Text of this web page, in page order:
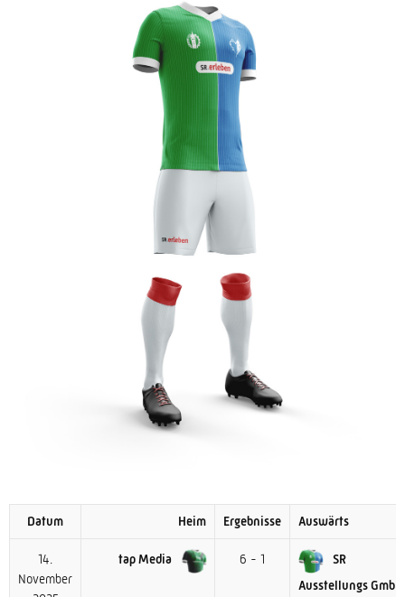
Datum Heim Ergebnisse Auswärts
14.
November
tap Media 6 - 1
SR
Ausstellungs GmbH